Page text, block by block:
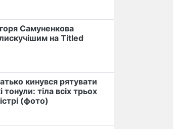
Самуненкова
на Titled
кинувся рятувати
тонули: тіла всіх трьох
(фото)